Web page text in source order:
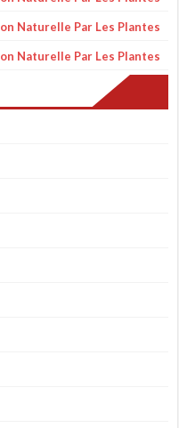
Naturelle Par Les Plantes
Naturelle Par Les Plantes